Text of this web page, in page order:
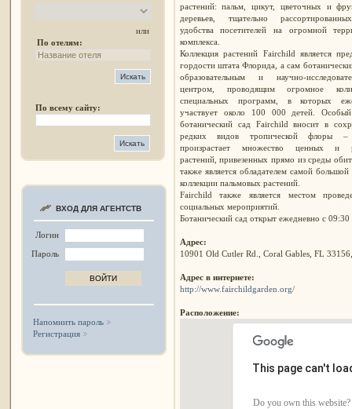
или
По отелям:
По всему сайту:
ВХОД ДЛЯ АГЕНТСТВ
Логин
Пароль
Напомнить пароль
Регистрация
растений: пальм, цикут, цветочных и
деревьев, тщательно
удобства посетителей на огромной
комплекса.
Коллекция растений Fairchild является
гордости штата Флорида, а сам
образовательным и научно-
центром, проводящим огромное
специальных программ, в которых
участвует около 100 000 детей.
ботанический сад Fairchild вносит в
редких видов тропической флоры –
произрастает множество ценных и
растений, привезенных прямо из среды
также является обладателем самой
коллекции пальмовых растений.
Fairchild также является местом
социальных мероприятий.
Ботанический сад открыт ежедневно с
Адрес:
10901 Old Cutler Rd., Coral Gables, FL
Адрес в интернете:
http://www.fairchildgarden.org/
Расположение:
This page can't
Do you own this website?